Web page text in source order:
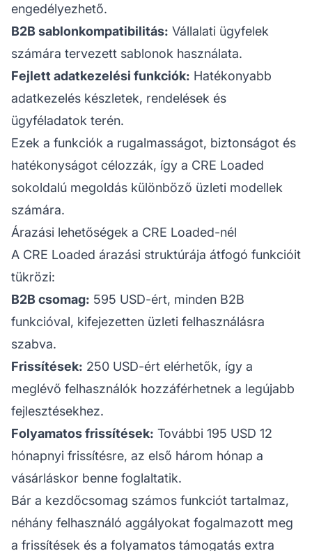
engedélyezhető.
B2B sablonkompatibilitás: Vállalati ügyfelek
számára tervezett sablonok használata.
Fejlett adatkezelési funkciók: Hatékonyabb
adatkezelés készletek, rendelések és
ügyféladatok terén.
Ezek a funkciók a rugalmasságot, biztonságot és
hatékonyságot célozzák, így a CRE Loaded
sokoldalú megoldás különböző üzleti modellek
számára.
Árazási lehetőségek a CRE Loaded-nél
A CRE Loaded árazási struktúrája átfogó funkcióit
tükrözi:
B2B csomag: 595 USD-ért, minden B2B
funkcióval, kifejezetten üzleti felhasználásra
szabva.
Frissítések: 250 USD-ért elérhetők, így a
meglévő felhasználók hozzáférhetnek a legújabb
fejlesztésekhez.
Folyamatos frissítések: További 195 USD 12
hónapnyi frissítésre, az első három hónap a
vásárláskor benne foglaltatik.
Bár a kezdőcsomag számos funkciót tartalmaz,
néhány felhasználó aggályokat fogalmazott meg
a frissítések és a folyamatos támogatás extra